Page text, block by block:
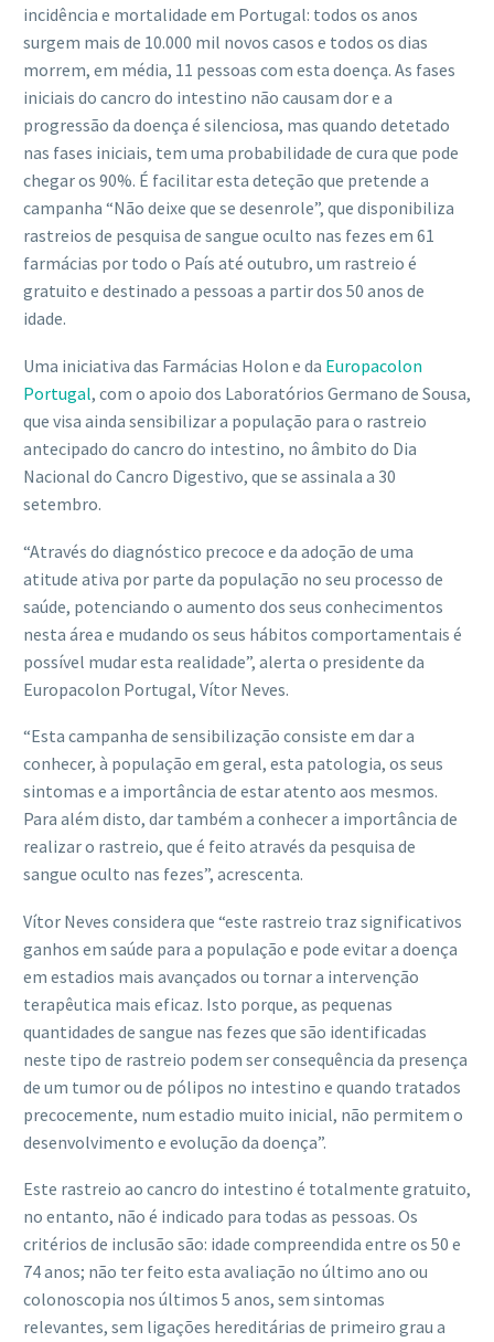
incidência e mortalidade em Portugal: todos os anos
surgem mais de 10.000 mil novos casos e todos os dias
morrem, em média, 11 pessoas com esta doença. As fases
iniciais do cancro do intestino não causam dor e a
progressão da doença é silenciosa, mas quando detetado
nas fases iniciais, tem uma probabilidade de cura que pode
chegar os 90%. É facilitar esta deteção que pretende a
campanha “Não deixe que se desenrole”, que disponibiliza
rastreios de pesquisa de sangue oculto nas fezes em 61
farmácias por todo o País até outubro, um rastreio é
gratuito e destinado a pessoas a partir dos 50 anos de
idade.
Uma iniciativa das Farmácias Holon e da Europacolon
Portugal, com o apoio dos Laboratórios Germano de Sousa,
que visa ainda sensibilizar a população para o rastreio
antecipado do cancro do intestino, no âmbito do Dia
Nacional do Cancro Digestivo, que se assinala a 30
setembro.
“Através do diagnóstico precoce e da adoção de uma
atitude ativa por parte da população no seu processo de
saúde, potenciando o aumento dos seus conhecimentos
nesta área e mudando os seus hábitos comportamentais é
possível mudar esta realidade”, alerta o presidente da
Europacolon Portugal, Vítor Neves.
“Esta campanha de sensibilização consiste em dar a
conhecer, à população em geral, esta patologia, os seus
sintomas e a importância de estar atento aos mesmos.
Para além disto, dar também a conhecer a importância de
realizar o rastreio, que é feito através da pesquisa de
sangue oculto nas fezes”, acrescenta.
Vítor Neves considera que “este rastreio traz significativos
ganhos em saúde para a população e pode evitar a doença
em estadios mais avançados ou tornar a intervenção
terapêutica mais eficaz. Isto porque, as pequenas
quantidades de sangue nas fezes que são identificadas
neste tipo de rastreio podem ser consequência da presença
de um tumor ou de pólipos no intestino e quando tratados
precocemente, num estadio muito inicial, não permitem o
desenvolvimento e evolução da doença”.
Este rastreio ao cancro do intestino é totalmente gratuito,
no entanto, não é indicado para todas as pessoas. Os
critérios de inclusão são: idade compreendida entre os 50 e
74 anos; não ter feito esta avaliação no último ano ou
colonoscopia nos últimos 5 anos, sem sintomas
relevantes, sem ligações hereditárias de primeiro grau a